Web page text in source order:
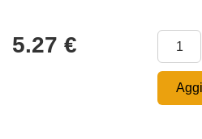
5.27 €